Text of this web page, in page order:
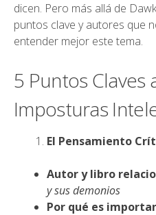
dicen. Pero más allá de
puntos clave y autores que
entender mejor este tema.
5 Puntos Claves
Imposturas
El Pensamiento
Autor y libro
y sus demonios
Por qué es